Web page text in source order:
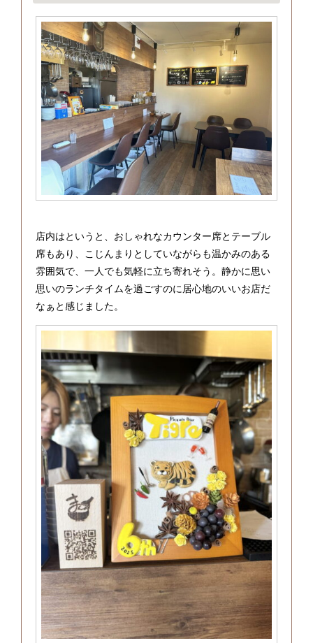
店内はというと、おしゃれなカウンター席とテーブル
席もあり、こじんまりとしていながらも温かみのある
雰囲気で、一人でも気軽に立ち寄れそう。静かに思い
思いのランチタイムを過ごすのに居心地のいいお店だ
なぁと感じました。